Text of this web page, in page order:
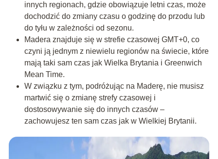
innych regionach, gdzie obowiązuje letni czas, może
dochodzić do zmiany czasu o godzinę do przodu lub
do tyłu w zależności od sezonu.
Madera znajduje się w strefie czasowej GMT+0, co
czyni ją jednym z niewielu regionów na świecie, które
mają taki sam czas jak Wielka Brytania i Greenwich
Mean Time.
W związku z tym, podróżując na Maderę, nie musisz
martwić się o zmianę strefy czasowej i
dostosowywanie się do innych czasów –
zachowujesz ten sam czas jak w Wielkiej Brytanii.